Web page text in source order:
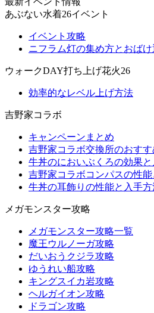
あぶない水着26イベント
イベント攻略
ニフラム灯の集め方とおば
ウォークDAY打ち上げ花火26
効率的なレベル上げ方法
吉野家コラボ
キャンペーンまとめ
吉野家コラボ交換所のおすす
牛丼のにおいぶくろの効果
吉野家コラボコンパスの性
牛丼の耳飾りの性能と入手方
メガモンスター攻略
メガモンスター攻略一覧
魔王ウルノーガ攻略
だいおうクジラ攻略
ゆうれい船攻略
キングスイカ岩攻略
ヘルガイオン攻略
ドラゴン攻略